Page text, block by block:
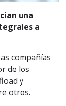
una
a
compañías
de los
y
otros.